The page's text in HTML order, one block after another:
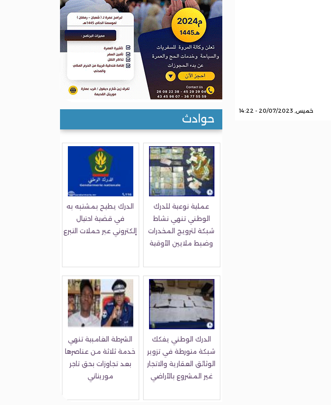
خميس, 20/07/2023 - 14:22
حوادث
عملية نوعية للدرك
الوطني تنهي نشاط
شبكة لترويج المخدرات
وضبط ملايين الأوقية
الدرك يطيح بمشتبه به
في قضية احتيال
إلكتروني عبر حملات التبرع
الدرك الوطني يفكك
شبكة متورطة في تزوير
الوثائق العقارية والاتجار
غير المشروع بالأراضي
الشرطة الغامبية تنهي
خدمة ثلاثة من عناصرها
بعد تجاوزات بحق تاجر
موريتاني